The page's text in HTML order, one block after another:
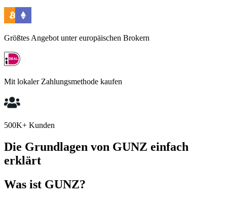
Größtes Angebot unter europäischen Brokern
Mit lokaler Zahlungsmethode kaufen
500K+ Kunden
Die Grundlagen von GUNZ einfach
erklärt
Was ist GUNZ?